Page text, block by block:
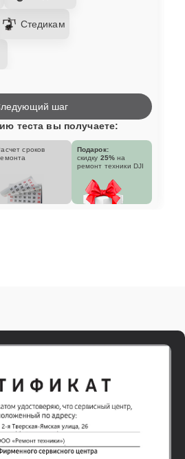
Стедикам
шаг
теста вы получаете:
сроков
Подарок:
скидку 25% на
ремонт техники DJI